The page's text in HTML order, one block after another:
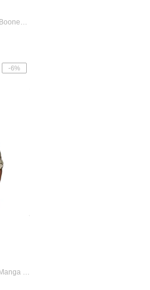
Chapéu Columbia Bora Bora Booney II FPS 50
-6%
Camisa Columbia Masculina Manga Longa Ta...